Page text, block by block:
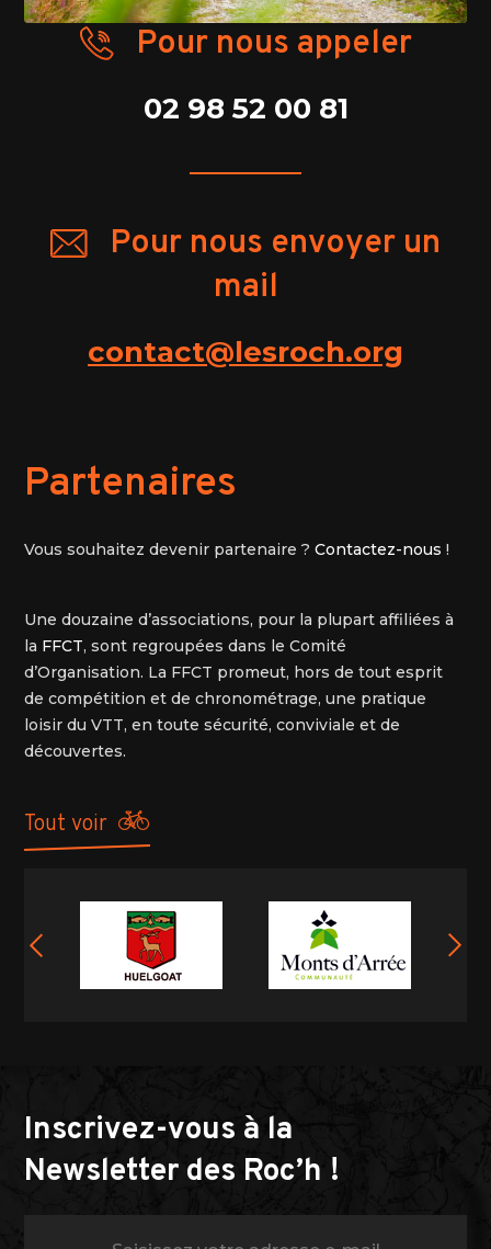
Pour nous appeler
02 98 52 00 81
Pour nous envoyer un
mail
contact@lesroch.org
Partenaires
Vous souhaitez devenir partenaire ?Contactez-nous !
Une douzaine d’associations, pour la plupart affiliées à
la FFCT, sont regroupées dans le Comité
d’Organisation. La FFCT promeut, hors de tout esprit
de compétition et de chronométrage, une pratique
loisir du VTT, en toute sécurité, conviviale et de
découvertes.
tout voir
Inscrivez-vous à la
Newsletter des Roc’h !